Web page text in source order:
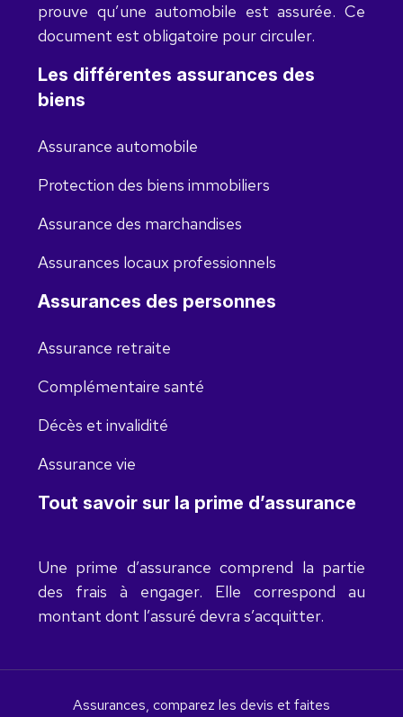
prouve qu’une automobile est assurée. Ce
document est obligatoire pour circuler.
Les différentes assurances des
biens
Assurance automobile
Protection des biens immobiliers
Assurance des marchandises
Assurances locaux professionnels
Assurances des personnes
Assurance retraite
Complémentaire santé
Décès et invalidité
Assurance vie
Tout savoir sur la prime d’assurance
Une prime d’assurance comprend la partie
des frais à engager. Elle correspond au
montant dont l’assuré devra s’acquitter.
Assurances, comparez les devis et faites